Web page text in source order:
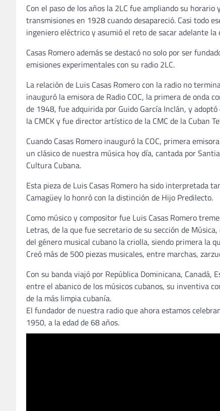
Con el paso de los años la 2LC fue ampliando su
transmisiones en 1928 cuando desapareció. Casi todo
ingeniero eléctrico y asumió el reto de sacar adelante
Casas Romero además se destacó no solo por ser
emisiones experimentales con su radio 2LC.
La relación de Luis Casas Romero con la radio no
inauguró la emisora de Radio COC, la primera de onda
de 1948, fue adquirida por Guido García Inclán, y
la CMCK y fue director artístico de la CMC de la Cuban
Cuando Casas Romero inauguró la COC, primera
un clásico de nuestra música hoy día, cantada por
Cultura Cubana.
Esta pieza de Luis Casas Romero ha sido interpretada
Camagüey lo honró con la distinción de Hijo Predilecto.
Como músico y compositor fue Luis Casas Romero
Letras, de la que fue secretario de su sección de
del género musical cubano la criolla, siendo primera la
Creó más de 500 piezas musicales, entre marchas,
Con su banda viajó por República Dominicana, Canadá,
entre el abanico de los músicos cubanos, su inventiva
de la más limpia cubanía.
El fundador de nuestra radio que ahora estamos
1950, a la edad de 68 años.